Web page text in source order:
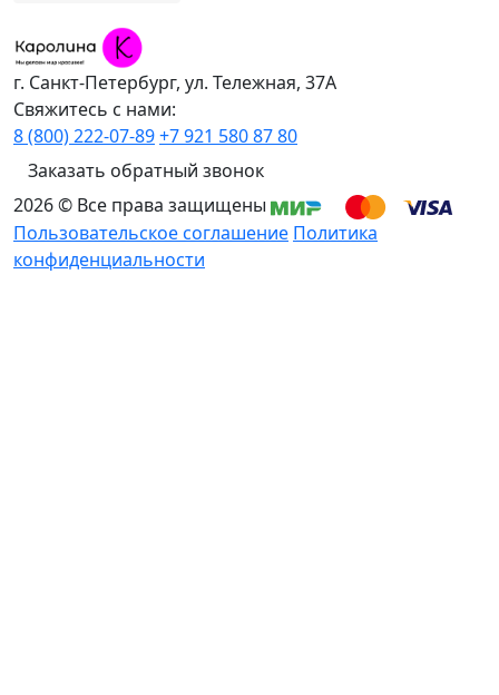
г. Санкт-Петербург, ул. Тележная, 37А
Свяжитесь с нами:
8 (800) 222-07-89+7 921 580 87 80
Заказать обратный звонок
2026 © Все права защищены
Пользовательское соглашение Политика
конфиденциальности